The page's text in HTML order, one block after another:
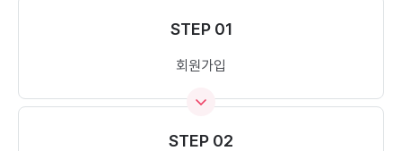
STEP 01
회원가입
STEP 02